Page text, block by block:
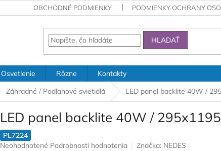
OBCHODNÉ PODMIENKY PODMIENKY OCHRANY
HĽADAŤ
Osvetlenie Rôzne
Kontakty
Záhradné / Podlahové svietidlá LED panel backlite 40W /
LED panel backlite 40W /
PL7224
Priemerné
Neohodnotené Podrobnosti hodnotenia Značka: NEDES